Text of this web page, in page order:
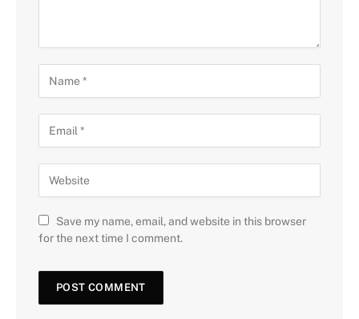
Save my name, email, and website in this browser
for the next time I comment.